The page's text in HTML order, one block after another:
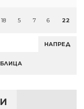
18 5 7 6 22
НАПРЕД